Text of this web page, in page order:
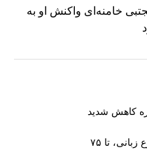
خامنه‌ای واکنش او به
کاهش شدید
تخمین پژوهشگران: در عصر طلایی تنوع زبانی، تا ۷۵